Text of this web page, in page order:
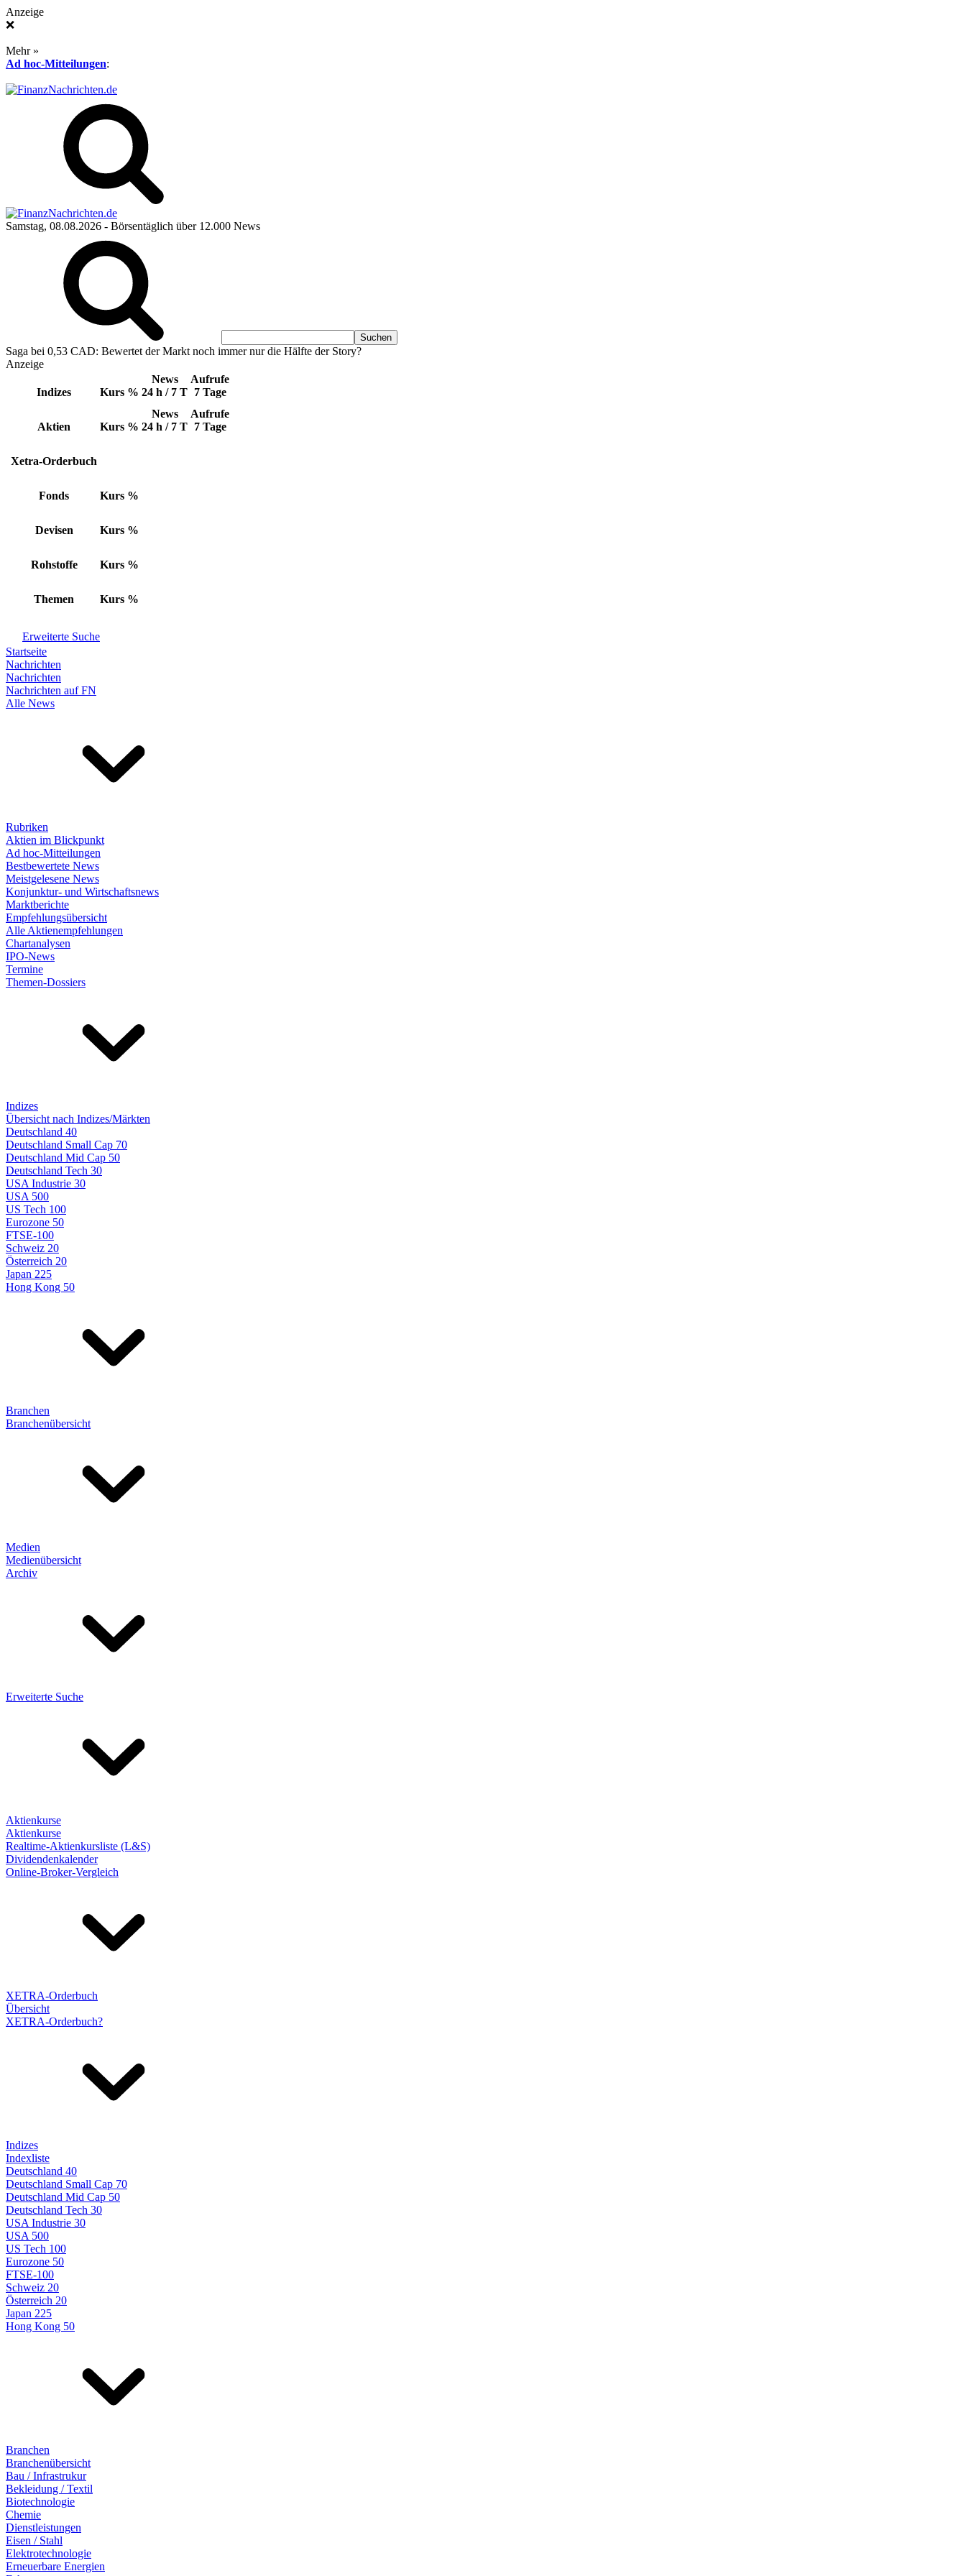
Anzeige
❌
Mehr »
Ad hoc-Mitteilungen:
Samstag, 08.08.2026 - Börsentäglich über 12.000 News
Saga bei 0,53 CAD: Bewertet der Markt noch immer nur die Hälfte der Story?
Anzeige
Indizes Kurs %
News
24 h / 7 T
Aufrufe
7 Tage
Aktien Kurs %
News
24 h / 7 T
Aufrufe
7 Tage
Xetra-Orderbuch
Fonds Kurs %
Devisen Kurs %
Rohstoffe Kurs %
Themen Kurs %
Erweiterte Suche
Startseite
Nachrichten
Nachrichten
Nachrichten auf FN
Alle News
Rubriken
Aktien im Blickpunkt
Ad hoc-Mitteilungen
Bestbewertete News
Meistgelesene News
Konjunktur- und Wirtschaftsnews
Marktberichte
Empfehlungsübersicht
Alle Aktienempfehlungen
Chartanalysen
IPO-News
Termine
Themen-Dossiers
Indizes
Übersicht nach Indizes/Märkten
Deutschland 40
Deutschland Small Cap 70
Deutschland Mid Cap 50
Deutschland Tech 30
USA Industrie 30
USA 500
US Tech 100
Eurozone 50
FTSE-100
Schweiz 20
Österreich 20
Japan 225
Hong Kong 50
Branchen
Branchenübersicht
Medien
Medienübersicht
Archiv
Erweiterte Suche
Aktienkurse
Aktienkurse
Realtime-Aktienkursliste (L&S)
Dividendenkalender
Online-Broker-Vergleich
XETRA-Orderbuch
Übersicht
XETRA-Orderbuch?
Indizes
Indexliste
Deutschland 40
Deutschland Small Cap 70
Deutschland Mid Cap 50
Deutschland Tech 30
USA Industrie 30
USA 500
US Tech 100
Eurozone 50
FTSE-100
Schweiz 20
Österreich 20
Japan 225
Hong Kong 50
Branchen
Branchenübersicht
Bau / Infrastrukur
Bekleidung / Textil
Biotechnologie
Chemie
Dienstleistungen
Eisen / Stahl
Elektrotechnologie
Erneuerbare Energien